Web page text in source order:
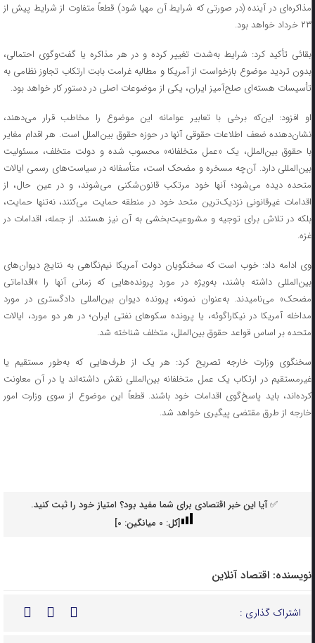
مذاکره‌ای در آینده (در صورتی که شرایط آن مهیا شود) قطعاً متفاوت از شرایط پیش از
۲۳ خرداد خواهد بود.
بقائی تأکید کرد: شرایط به‌شدت تغییر کرده و در هر مذاکره یا گفت‌وگوی احتمالی،
بدون تردید موضوع بازخواست از آمریکا و مطالبه غرامت بابت ارتکاب تجاوز نظامی به
تأسیسات هسته‌ای صلح‌آمیز ایران، یکی از موضوعات اصلی در دستور کار خواهد بود.
او افزود: این‌که برخی با تعابیر عوامانه این موضوع را مخاطب قرار می‌دهند،
نشان‌دهنده ضعف اطلاعات حقوقی آنها در حوزه حقوق بین‌الملل است. هر اقدام مغایر
با حقوق بین‌الملل، یک «عمل متخلفانه» محسوب شده و دولت متخلف، مسئولیت
بین‌المللی دارد. آن‌چه مسخره و مضحک است، متأسفانه در سیاست‌های رسمی ایالات
متحده دیده می‌شود؛ آنها خود مرتکب قانون‌شکنی می‌شوند، و در عین حال، از
اقدامات غیرقانونی نزدیک‌ترین متحد خود در منطقه حمایت می‌کنند، نه‌تنها حمایت،
بلکه در تلاش برای توجیه و مشروعیت‌بخشی به آن نیز هستند. از جمله، اقدامات در
غزه.
وی ادامه داد: خوب است که سخنگویان دولت آمریکا نیم‌نگاهی به نتایج دیوان‌های
بین‌المللی داشته باشند، به‌ویژه در مورد پرونده‌هایی که زمانی آنها را «اقداماتی
مضحک» می‌نامیدند. به‌عنوان نمونه، پرونده دیوان بین‌المللی دادگستری در مورد
مداخله آمریکا در نیکاراگوئه، یا پرونده سکو‌های نفتی ایران؛ در هر دو مورد، ایالات
متحده بر اساس قواعد حقوق بین‌الملل، متخلف شناخته شد.
سخنگوی وزارت خارجه تصریح کرد: هر یک از طرف‌هایی که به‌طور مستقیم یا
غیرمستقیم در ارتکاب یک عمل متخلفانه بین‌المللی نقش داشته‌اند یا در آن معاونت
کرده‌اند، باید پاسخ‌گوی اقدامات خود باشند. قطعاً این موضوع از سوی وزارت امور
خارجه از طرق مقتضی پیگیری خواهد شد.
✅ آیا این خبر اقتصادی برای شما مفید بود؟ امتیاز خود را ثبت کنید.
[کل: 0میانگین: 0
]
نویسنده: اقتصاد آنلاین
اشتراک گذاری :